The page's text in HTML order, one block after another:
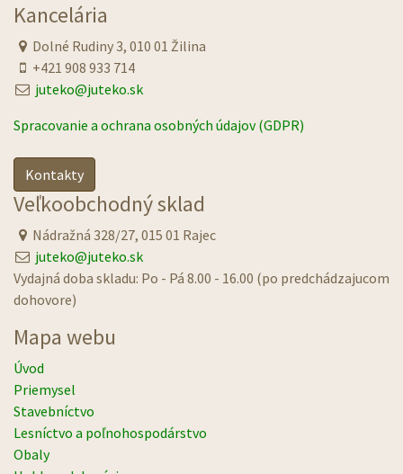
Kancelária
Dolné Rudiny 3, 010 01 Žilina
+421 908 933 714
juteko@juteko.sk
Spracovanie a ochrana osobných údajov (GDPR)
Kontakty
Veľkoobchodný sklad
Nádražná 328/27, 015 01 Rajec
juteko@juteko.sk
Vydajná doba skladu: Po - Pá 8.00 - 16.00 (po predchádzajucom
dohovore)
Mapa webu
Úvod
Priemysel
Stavebníctvo
Lesníctvo a poľnohospodárstvo
Obaly